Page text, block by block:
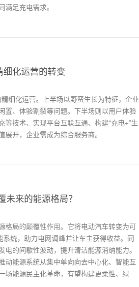
足充电需求。
细化运营的转变
细化运营。上半场以野蛮生长为特征，企业
置、体验割裂等问题。下半场则以用户体验
技术、实现平台互联互通、构建“充电+”生
开，企业需成为综合服务商。
来的能源格局？
格局的颠覆性作用。它将电动汽车转变为可
统，助力电网调峰并让车主获得收益。同
的间歇性波动，提升清洁能源消纳能力。
动能源系统从集中单向向去中心化、智能互
场能源民主化革命，有望构建更柔性、绿